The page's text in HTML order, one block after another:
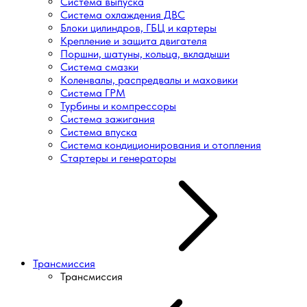
Система охлаждения ДВС
Блоки цилиндров, ГБЦ и картеры
Крепление и защита двигателя
Поршни, шатуны, кольца, вкладыши
Система смазки
Коленвалы, распредвалы и маховики
Система ГРМ
Турбины и компрессоры
Система зажигания
Система впуска
Система кондиционирования и отопления
Стартеры и генераторы
Трансмиссия
Трансмиссия